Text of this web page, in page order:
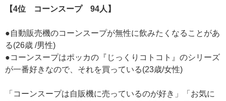
【4位 コーンスープ 94人】
●自動販売機のコーンスープが無性に飲みたくなることがあ
る(26歳 /男性)
●コーンスープはポッカの『じっくりコトコト』のシリーズ
が一番好きなので、それを買っている(23歳/女性)
「コーンスープは自販機に売っているのが好き」「お気に